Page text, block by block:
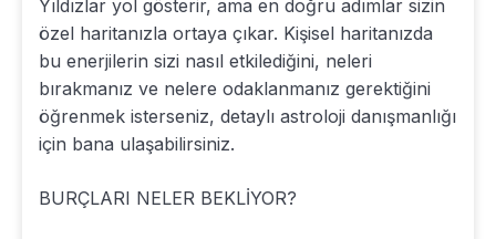
Yıldızlar yol gösterir, ama en doğru adımlar sizin
özel haritanızla ortaya çıkar. Kişisel haritanızda
bu enerjilerin sizi nasıl etkilediğini, neleri
bırakmanız ve nelere odaklanmanız gerektiğini
öğrenmek isterseniz, detaylı astroloji danışmanlığı
için bana ulaşabilirsiniz.
BURÇLARI NELER BEKLİYOR?